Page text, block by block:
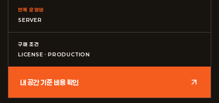
반복 운영비
SERVER
구매 조건
LICENSE · PRODUCTION
내 공간 기준 비용 확인